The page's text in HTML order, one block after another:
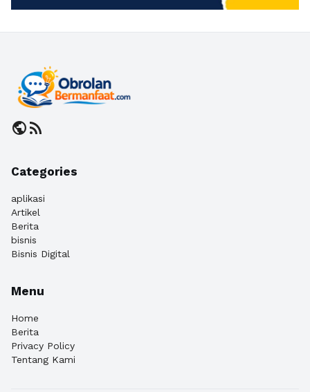
publicrss_feed
Categories
aplikasi
Artikel
Berita
bisnis
Bisnis Digital
Menu
Home
Berita
Privacy Policy
Tentang Kami